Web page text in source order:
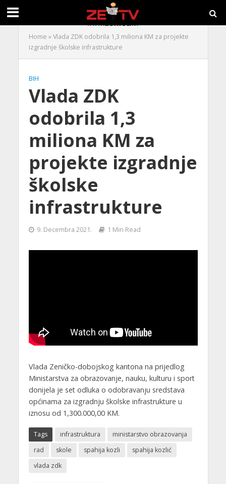
Home »Vlada ZDK odobrila 1,3 miliona KM za projekte
izgradnje školske infrastrukture
BIH
Vlada ZDK
odobrila 1,3
miliona KM za
projekte izgradnje
školske
infrastrukture
9. Decembra 2021. 1 Min Read
Vlada Zeničko-dobojskog kantona na prijedlog
Ministarstva za obrazovanje, nauku, kulturu i sport
donijela je set odluka o odobravanju sredstava
općinama za izgradnju školske infrastrukture u
iznosu od 1,300.000,00 KM.
Tags infrastruktura
ministarstvo obrazovanja
rad
skole spahija kozli
spahija kozlić
vlada zdk